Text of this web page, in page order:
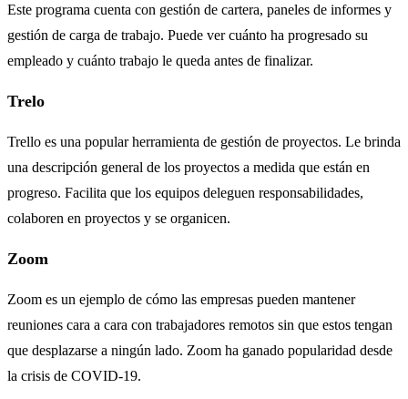
Este programa cuenta con gestión de cartera, paneles de informes y
gestión de carga de trabajo. Puede ver cuánto ha progresado su
empleado y cuánto trabajo le queda antes de finalizar.
Trelo
Trello es una popular herramienta de gestión de proyectos. Le brinda
una descripción general de los proyectos a medida que están en
progreso. Facilita que los equipos deleguen responsabilidades,
colaboren en proyectos y se organicen.
Zoom
Zoom es un ejemplo de cómo las empresas pueden mantener
reuniones cara a cara con trabajadores remotos sin que estos tengan
que desplazarse a ningún lado. Zoom ha ganado popularidad desde
la crisis de COVID-19.